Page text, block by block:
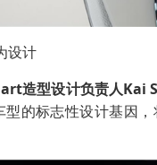
设计
造型设计负责人Kai
的标志性设计基因，